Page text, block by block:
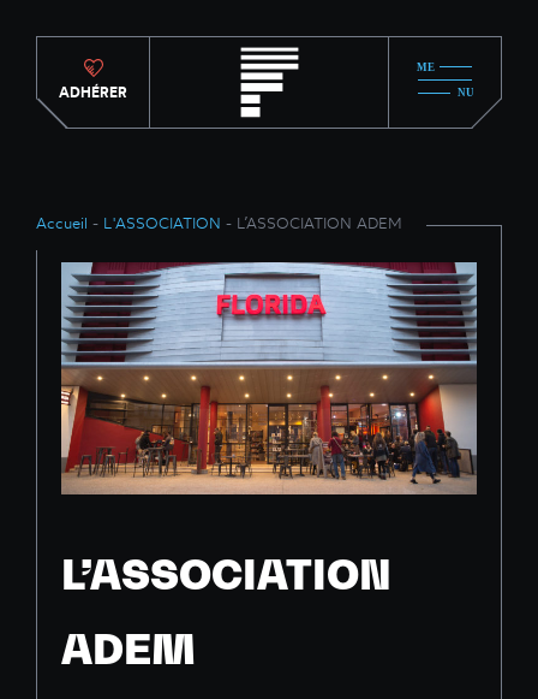
ADHÉRER
Accueil - L'ASSOCIATION - L’ASSOCIATION ADEM
L’ASSOCIATION
ADEM